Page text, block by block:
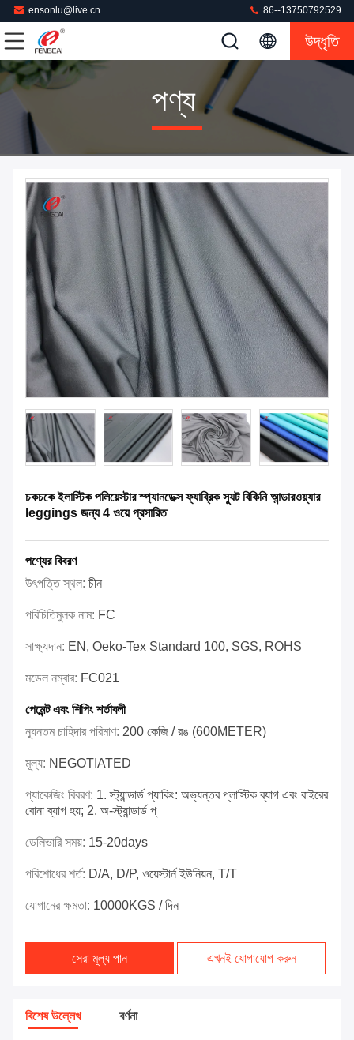
ensonlu@live.cn 86--13750792529
উদ্ধৃতি
পণ্য
চকচকে ইলাস্টিক পলিয়েস্টার স্প্যানডেক্স ফ্যাব্রিক স্যুট বিকিনি আন্ডারওয়্যার
leggings জন্য 4 ওয়ে প্রসারিত
পণ্যের বিবরণ
উৎপত্তি স্থল: চীন
পরিচিতিমুলক নাম: FC
সাক্ষ্যদান: EN, Oeko-Tex Standard 100, SGS, ROHS
মডেল নম্বার: FC021
পেমেন্ট এবং শিপিং শর্তাবলী
ন্যূনতম চাহিদার পরিমাণ: 200 কেজি / রঙ (600METER)
মূল্য: NEGOTIATED
প্যাকেজিং বিবরণ: 1. স্ট্যান্ডার্ড প্যাকিং: অভ্যন্তর প্লাস্টিক ব্যাগ এবং বাইরের
বোনা ব্যাগ হয়; 2. অ-স্ট্যান্ডার্ড প্
ডেলিভারি সময়: 15-20days
পরিশোধের শর্ত: D/A, D/P, ওয়েস্টার্ন ইউনিয়ন, T/T
যোগানের ক্ষমতা: 10000KGS / দিন
সেরা মূল্য পান এখনই যোগাযোগ করুন
বিশেষ উল্লেখ বর্ণনা